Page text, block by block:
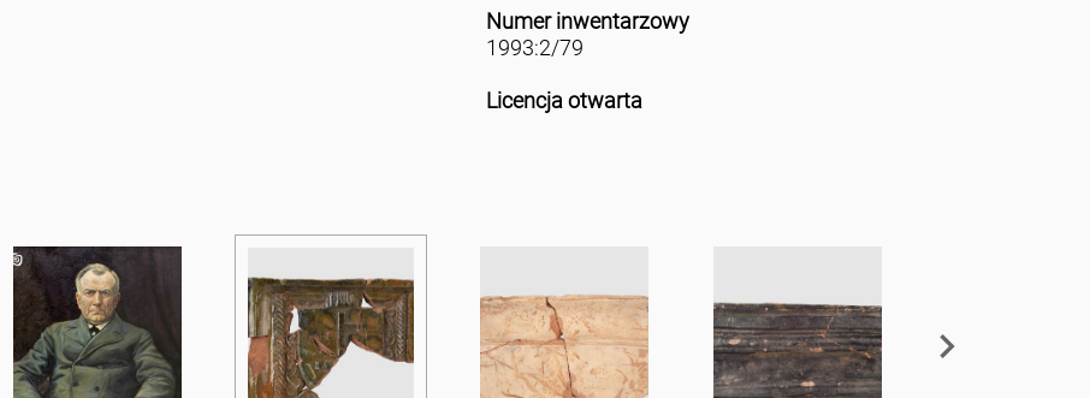
Numer inwentarzowy
1993:2/79
Licencja otwarta